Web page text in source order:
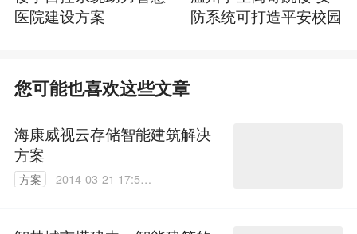
医院建设方案
防系统可打造平安校园
您可能也喜欢这些文章
海康威视云存储智能建筑解决
方案
方案
2014-03-21 17:52: